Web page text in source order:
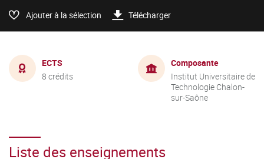
Ajouter à la sélection Télécharger
ECTS
8 crédits
Composante
Institut Universitaire de
Technologie Chalon-
sur-Saône
Liste des enseignements